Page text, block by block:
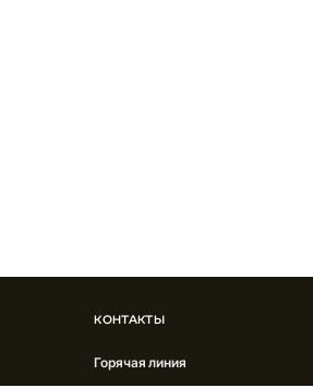
КОНТАКТЫ
Горячая линия